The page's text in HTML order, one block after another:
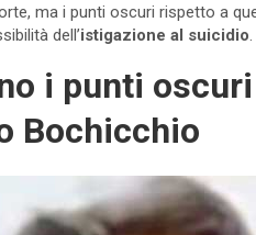
ma i punti oscuri rispetto a
dell’istigazione al suicidio
i punti
Bochicchio